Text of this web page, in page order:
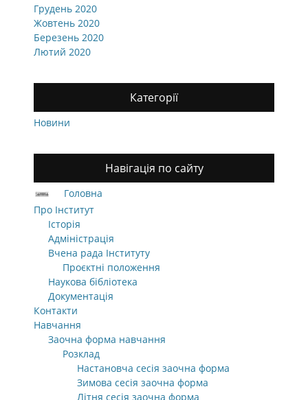
Грудень 2020
Жовтень 2020
Березень 2020
Лютий 2020
Категорії
Новини
Навігація по сайту
Головна
Про Інститут
Історія
Адміністрація
Вчена рада Інституту
Проєктні положення
Наукова бібліотека
Документація
Контакти
Навчання
Заочна форма навчання
Розклад
Настановча сесія заочна форма
Зимова сесія заочна форма
Літня сесія заочна форма